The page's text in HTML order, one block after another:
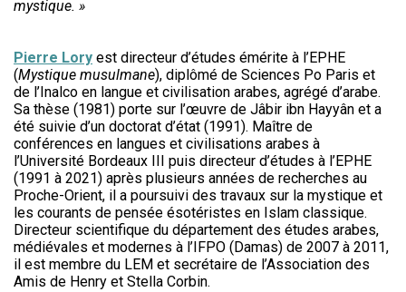
mystique. »
Pierre Lory est directeur d’études émérite à l’EPHE
(Mystique musulmane), diplômé de Sciences Po Paris et
de l’Inalco en langue et civilisation arabes, agrégé d’arabe.
Sa thèse (1981) porte sur l’œuvre de Jâbir ibn Hayyân et a
été suivie d’un doctorat d’état (1991). Maître de
conférences en langues et civilisations arabes à
l’Université Bordeaux III puis directeur d’études à l’EPHE
(1991 à 2021) après plusieurs années de recherches au
Proche-Orient, il a poursuivi des travaux sur la mystique et
les courants de pensée ésotéristes en Islam classique.
Directeur scientifique du département des études arabes,
médiévales et modernes à l’IFPO (Damas) de 2007 à 2011,
il est membre du LEM et secrétaire de l’Association des
Amis de Henry et Stella Corbin.